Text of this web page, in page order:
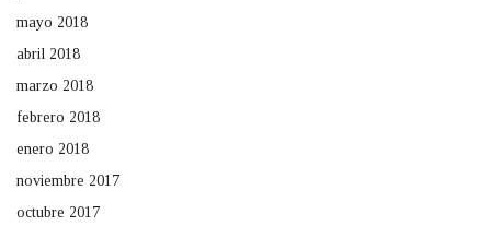
mayo 2018
abril 2018
marzo 2018
febrero 2018
enero 2018
noviembre 2017
octubre 2017